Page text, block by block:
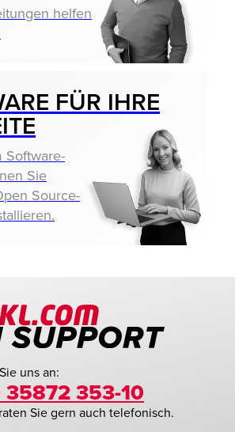
helfen
FÜR IHRE
Software-
Sie
Source-
uns an:
35872 353-10
Sie gern auch telefonisch.